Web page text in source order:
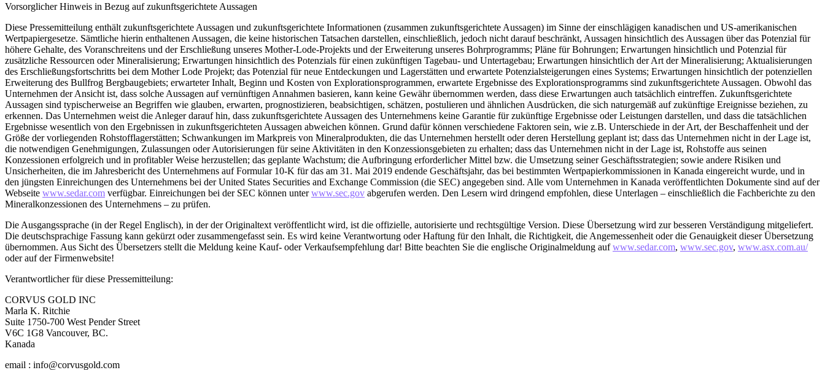
Vorsorglicher Hinweis in Bezug auf zukunftsgerichtete Aussagen
Diese Pressemitteilung enthält zukunftsgerichtete Aussagen und zukunftsgerichtete Informationen (zusammen zukunftsgerichtete Aussagen) im Sinne der einschlägigen kanadischen und US-amerikanischen
Wertpapiergesetze. Sämtliche hierin enthaltenen Aussagen, die keine historischen Tatsachen darstellen, einschließlich, jedoch nicht darauf beschränkt, Aussagen hinsichtlich des Aussagen über das Potenzial für
höhere Gehalte, des Voranschreitens und der Erschließung unseres Mother-Lode-Projekts und der Erweiterung unseres Bohrprogramms; Pläne für Bohrungen; Erwartungen hinsichtlich und Potenzial für
zusätzliche Ressourcen oder Mineralisierung; Erwartungen hinsichtlich des Potenzials für einen zukünftigen Tagebau- und Untertagebau; Erwartungen hinsichtlich der Art der Mineralisierung; Aktualisierungen
des Erschließungsfortschritts bei dem Mother Lode Projekt; das Potenzial für neue Entdeckungen und Lagerstätten und erwartete Potenzialsteigerungen eines Systems; Erwartungen hinsichtlich der potenziellen
Erweiterung des Bullfrog Bergbaugebiets; erwarteter Inhalt, Beginn und Kosten von Explorationsprogrammen, erwartete Ergebnisse des Explorationsprogramms sind zukunftsgerichtete Aussagen. Obwohl das
Unternehmen der Ansicht ist, dass solche Aussagen auf vernünftigen Annahmen basieren, kann keine Gewähr übernommen werden, dass diese Erwartungen auch tatsächlich eintreffen. Zukunftsgerichtete
Aussagen sind typischerweise an Begriffen wie glauben, erwarten, prognostizieren, beabsichtigen, schätzen, postulieren und ähnlichen Ausdrücken, die sich naturgemäß auf zukünftige Ereignisse beziehen, zu
erkennen. Das Unternehmen weist die Anleger darauf hin, dass zukunftsgerichtete Aussagen des Unternehmens keine Garantie für zukünftige Ergebnisse oder Leistungen darstellen, und dass die tatsächlichen
Ergebnisse wesentlich von den Ergebnissen in zukunftsgerichteten Aussagen abweichen können. Grund dafür können verschiedene Faktoren sein, wie z.B. Unterschiede in der Art, der Beschaffenheit und der
Größe der vorliegenden Rohstofflagerstätten; Schwankungen im Markpreis von Mineralprodukten, die das Unternehmen herstellt oder deren Herstellung geplant ist; dass das Unternehmen nicht in der Lage ist,
die notwendigen Genehmigungen, Zulassungen oder Autorisierungen für seine Aktivitäten in den Konzessionsgebieten zu erhalten; dass das Unternehmen nicht in der Lage ist, Rohstoffe aus seinen
Konzessionen erfolgreich und in profitabler Weise herzustellen; das geplante Wachstum; die Aufbringung erforderlicher Mittel bzw. die Umsetzung seiner Geschäftsstrategien; sowie andere Risiken und
Unsicherheiten, die im Jahresbericht des Unternehmens auf Formular 10-K für das am 31. Mai 2019 endende Geschäftsjahr, das bei bestimmten Wertpapierkommissionen in Kanada eingereicht wurde, und in
den jüngsten Einreichungen des Unternehmens bei der United States Securities and Exchange Commission (die SEC) angegeben sind. Alle vom Unternehmen in Kanada veröffentlichten Dokumente sind auf der
Webseite www.sedar.com verfügbar. Einreichungen bei der SEC können unterwww.sec.gov abgerufen werden. Den Lesern wird dringend empfohlen, diese Unterlagen – einschließlich die Fachberichte zu den
Mineralkonzessionen des Unternehmens – zu prüfen.
Die Ausgangssprache (in der Regel Englisch), in der der Originaltext veröffentlicht wird, ist die offizielle, autorisierte und rechtsgültige Version. Diese Übersetzung wird zur besseren Verständigung mitgeliefert.
Die deutschsprachige Fassung kann gekürzt oder zusammengefasst sein. Es wird keine Verantwortung oder Haftung für den Inhalt, die Richtigkeit, die Angemessenheit oder die Genauigkeit dieser Übersetzung
übernommen. Aus Sicht des Übersetzers stellt die Meldung keine Kauf- oder Verkaufsempfehlung dar! Bitte beachten Sie die englische Originalmeldung aufwww.sedar.com, www.sec.gov, www.asx.com.au/
oder auf der Firmenwebsite!
Verantwortlicher für diese Pressemitteilung:
CORVUS GOLD INC
Marla K. Ritchie
Suite 1750-700 West Pender Street
V6C 1G8 Vancouver, BC.
Kanada
email : info@corvusgold.com